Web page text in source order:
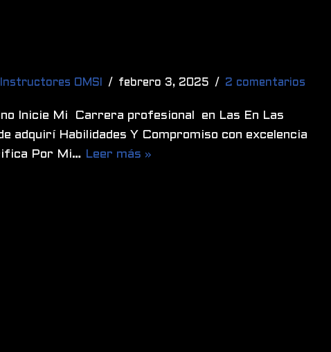
Instructores OMSI febrero 3, 2025 2 comentarios
Inicie Mi Carrera profesional en Las En Las
adquirí Habilidades Y Compromiso con excelencia
Por Mi… Leer más »